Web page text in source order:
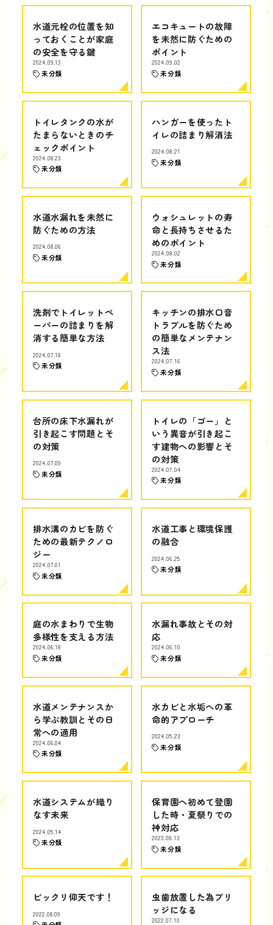
水道元栓の位置を知
っておくことが家庭
の安全を守る鍵
2024.09.13
未分類
エコキュートの故障
を未然に防ぐための
ポイント
2024.09.02
未分類
トイレタンクの水が
たまらないときのチ
ェックポイント
2024.08.23
未分類
ハンガーを使ったト
イレの詰まり解消法
2024.08.21
未分類
水道水漏れを未然に
防ぐための方法
2024.08.06
未分類
ウォシュレットの寿
命と長持ちさせるた
めのポイント
2024.08.02
未分類
洗剤でトイレットペ
ーパーの詰まりを解
消する簡単な方法
2024.07.18
未分類
キッチンの排水口音
トラブルを防ぐため
の簡単なメンテナン
ス法
2024.07.16
未分類
台所の床下水漏れが
引き起こす問題とそ
の対策
2024.07.09
未分類
トイレの「ゴー」と
いう異音が引き起こ
す建物への影響とそ
の対策
2024.07.04
未分類
排水溝のカビを防ぐ
ための最新テクノロ
ジー
2024.07.01
未分類
水道工事と環境保護
の融合
2024.06.25
未分類
庭の水まわりで生物
多様性を支える方法
2024.06.18
未分類
水漏れ事故とその対
応
2024.06.10
未分類
水道メンテナンスか
ら学ぶ教訓とその日
常への適用
2024.06.04
未分類
水カビと水垢への革
命的アプローチ
2024.05.23
未分類
水道システムが織り
なす未来
2024.05.14
未分類
保育園へ初めて登園
した時・夏祭りでの
神対応
2023.08.13
未分類
ビックリ仰天です！
2022.08.09
虫歯放置した為ブリ
ッジになる
2022.07.10